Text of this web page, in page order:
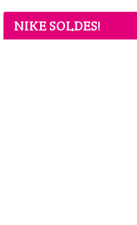
NIKE SOLDES!